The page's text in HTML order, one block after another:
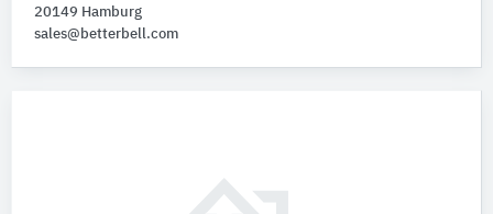
20149 Hamburg
sales@betterbell.com